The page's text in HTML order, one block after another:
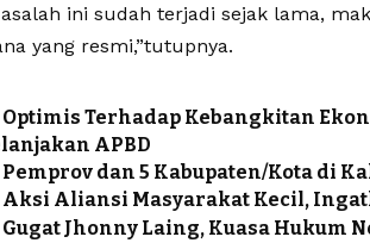
ini sudah terjadi sejak lama,
yang resmi,”tutupnya.
Optimis Terhadap Kebangkitan
APBD
Pemprov dan 5 Kabupaten/Kota di
Aksi Aliansi Masyarakat Kecil,
Gugat Jhonny Laing, Kuasa